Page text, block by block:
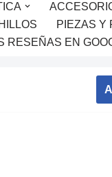
PIEZAS Y
RESEÑAS EN